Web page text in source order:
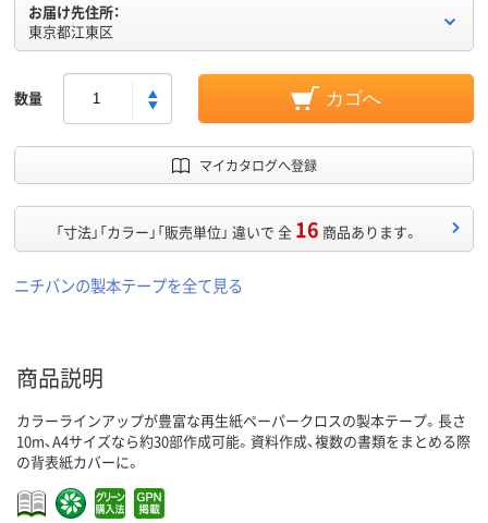
お届け先住所：
東京都江東区
数量 カゴへ
マイカタログへ登録
「寸法」「カラー」「販売単位」 違いで 全 16 商品あります。
ニチバンの製本テープを全て見る
商品説明
カラーラインアップが豊富な再生紙ペーパークロスの製本テープ。長さ
10m、A4サイズなら約30部作成可能。資料作成、複数の書類をまとめる際
の背表紙カバーに。